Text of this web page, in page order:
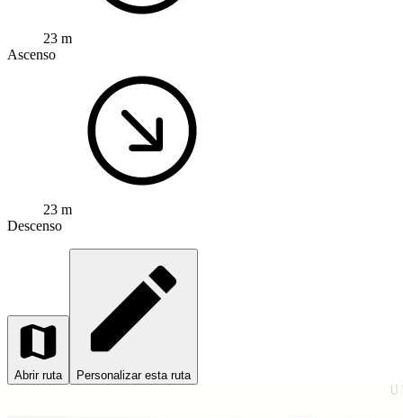
23 m
Ascenso
23 m
Descenso
Abrir ruta Personalizar esta ruta